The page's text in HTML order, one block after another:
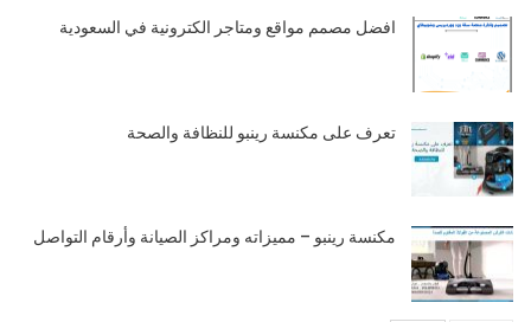
افضل مصمم مواقع ومتاجر الكترونية في السعودية
تعرف على مكنسة رينبو للنظافة والصحة
مكنسة رينبو – مميزاته ومراكز الصيانة وأرقام التواصل